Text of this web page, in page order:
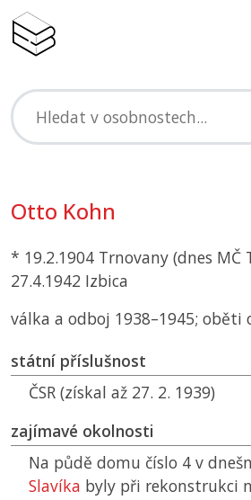
Otto Kohn
* 19.2.1904 Trnovany (dnes MČ
27.4.1942 Izbica
válka a odboj 1938–1945; oběti
státní příslušnost
ČSR (získal až 27. 2. 1939)
zajímavé okolnosti
Na půdě domu číslo 4 v
Slavíka byly při rekonstrukci